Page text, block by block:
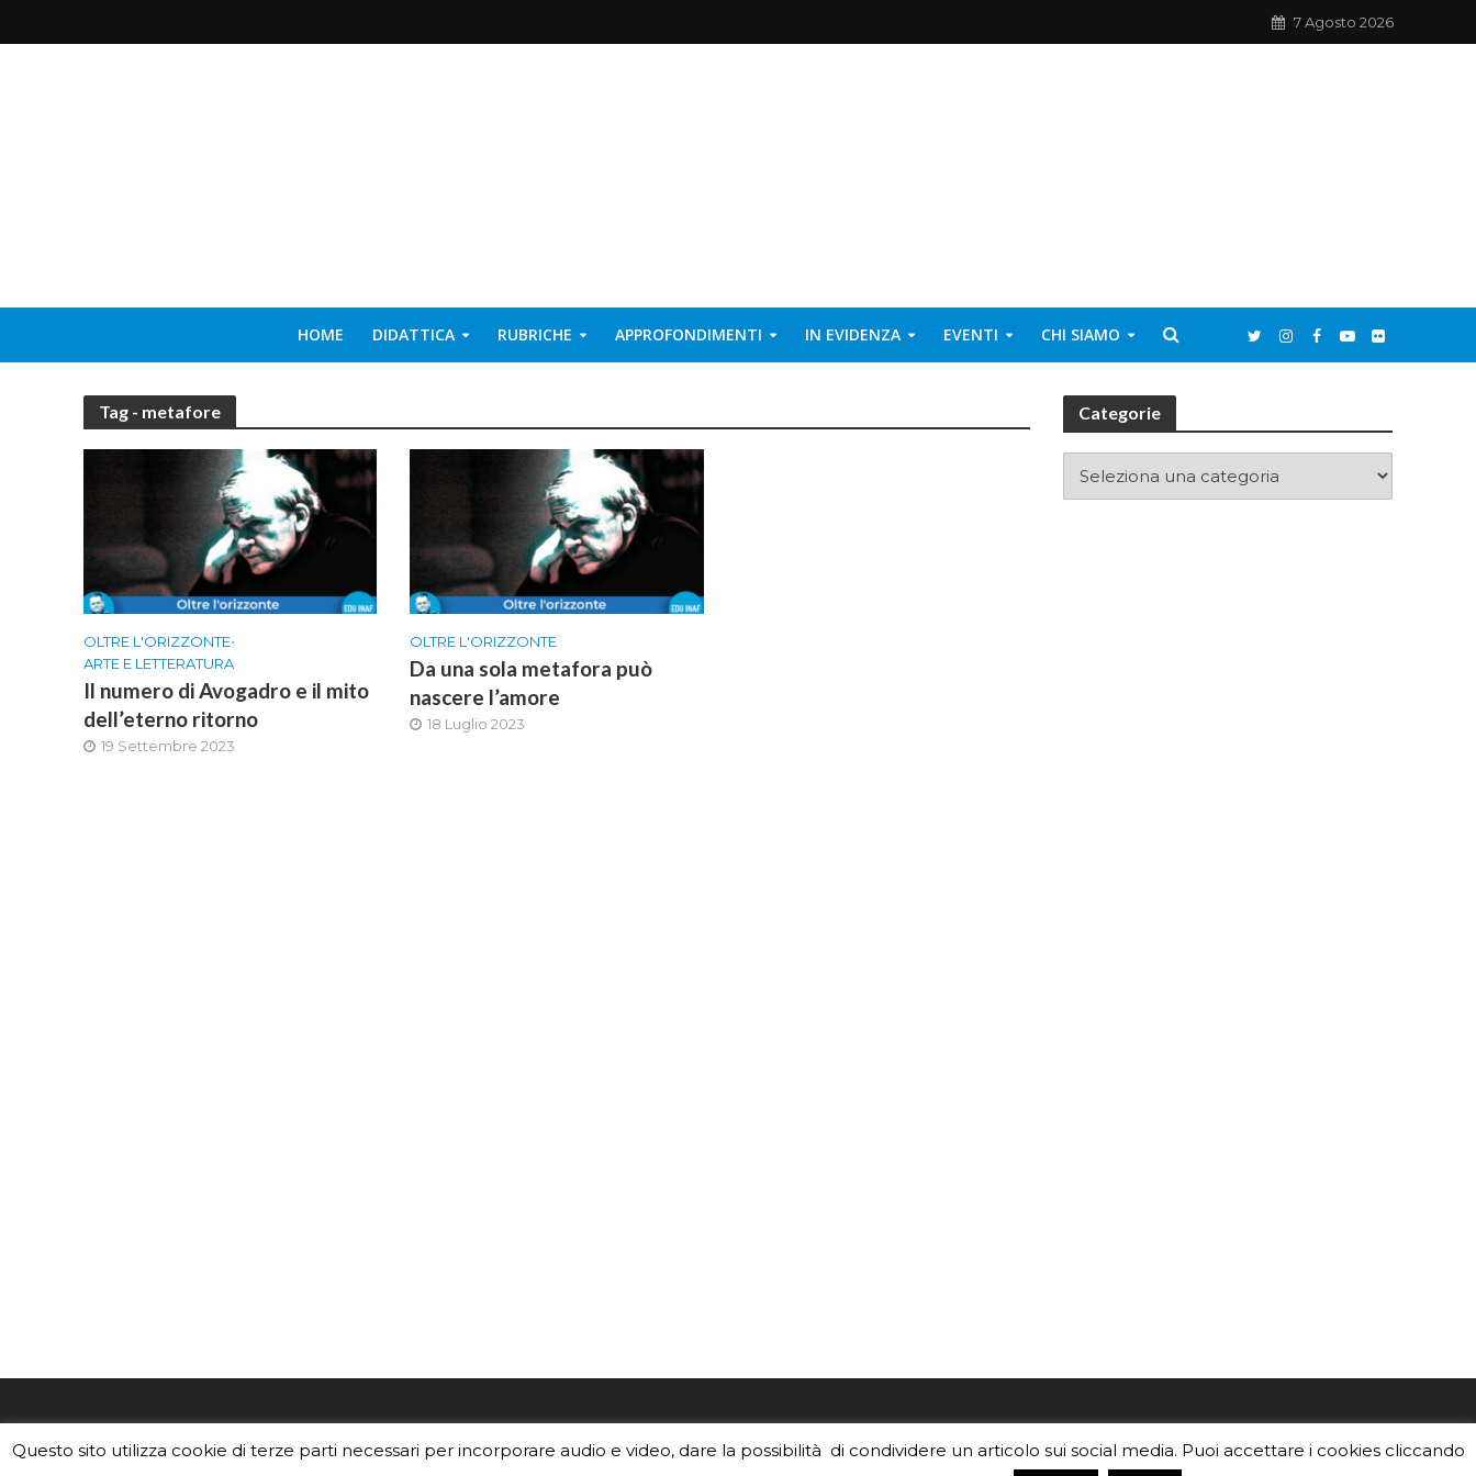
7 Agosto 2026
HOME DIDATTICA RUBRICHE APPROFONDIMENTI IN EVIDENZA EVENTI CHI SIAMO
Tag - metafore
OLTRE L'ORIZZONTE•
ARTE E LETTERATURA
Il numero di Avogadro e il mito
dell’eterno ritorno
19 Settembre 2023
OLTRE L'ORIZZONTE
Da una sola metafora può
nascere l’amore
18 Luglio 2023
Categorie
divulgazione dell'INAF,Istituto
Leggi i Crediti.
risponde, per inviarci le tue foto o i
brochureda distribuire nella tua
Questo sito utilizza cookie di terze parti necessari per incorporare audio e video, dare la possibilità di condividere un articolo sui social media. Puoi accettare i cookies cliccando